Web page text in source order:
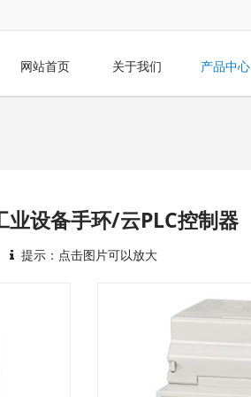
网站首页 关于我们 产品中心
业设备手环/云PLC控制器
提示：点击图片可以放大